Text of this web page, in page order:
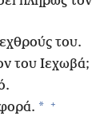
του.
του Ιεχωβά;
* +